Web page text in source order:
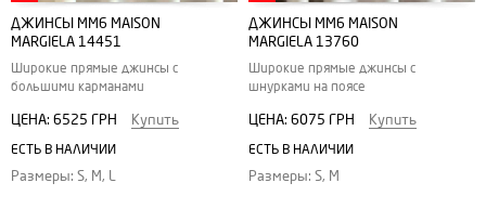
ДЖИНСЫ MM6 MAISON
MARGIELA 14451
Широкие прямые джинсы с
большими карманами
ЦЕНА: 6525 ГРН Купить
ЕСТЬ В НАЛИЧИИ
Размеры: S, M, L
ДЖИНСЫ MM6 MAISON
MARGIELA 13760
Широкие прямые джинсы с
шнурками на поясе
ЦЕНА: 6075 ГРН Купить
ЕСТЬ В НАЛИЧИИ
Размеры: S, M